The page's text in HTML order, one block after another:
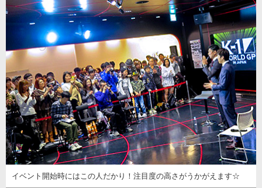
イベント開始時にはこの人だかり！注目度の高さがうかがえます☆